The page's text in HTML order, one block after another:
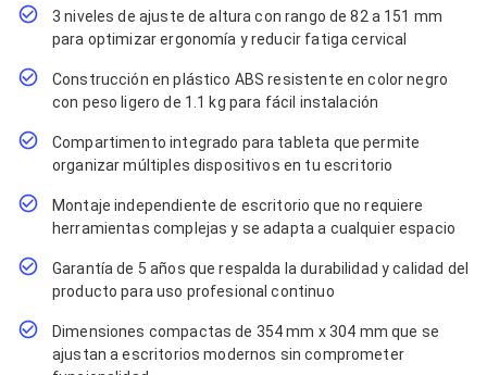
Herramientas para Cables
Pinzas Ponchadoras
Probadores de Cable
Cortadoras de Cable
Protectores para Cables
Cables para Impresoras
Bobinas
Cableado Estructurado
Sujetadores de Cables
Cinchos
Adaptadores
Adaptadores PC
Adaptadores PC USB
Adaptadores PC Serial
Adaptadores PC SATA
Adaptadores PC IDE
Adaptadores PC Teclado
3 niveles de ajuste de altura con rango de 82 a 151 mm
para optimizar ergonomía y reducir fatiga cervical
Construcción en plástico ABS resistente en color negro
con peso ligero de 1.1 kg para fácil instalación
Compartimento integrado para tableta que permite
organizar múltiples dispositivos en tu escritorio
Montaje independiente de escritorio que no requiere
herramientas complejas y se adapta a cualquier espacio
Garantía de 5 años que respalda la durabilidad y calidad del
producto para uso profesional continuo
Dimensiones compactas de 354 mm x 304 mm que se
ajustan a escritorios modernos sin comprometer